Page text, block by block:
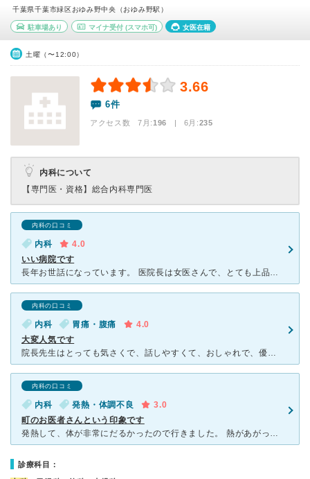
千葉県千葉市緑区おゆみ野中央（おゆみ野駅）
駐車場あり マイナ受付(スマホ可) 女医在籍
土曜（〜12:00）
3.66
6件
アクセス数 7月:196 | 6月:235
内科について
【専門医・資格】 総合内科専門医
内科の口コミ
内科
4.0
いい病院です
長年お世話になっています。 医院長は女医さんで、とても上品で綺麗です。 お話もよく聞いてくれますし、アドバイスもしてくれます。 信頼出来る先生なので、これからもお世話になろうと 思っていま
内科の口コミ
内科 胃痛・腹痛
4.0
大変人気です
院長先生はとっても気さくで、話しやすくて、おしゃれで、優しい先生です。ただ、人気がありすぎて予約がとりづらい上に、予約でも呼ばれるまで２時間かかりました。胃が痛くて受診したのですが、話をよく聞いてくだ
内科の口コミ
内科 発熱・体調不良
3.0
町のお医者さんという印象です
発熱して、体が非常にだるかったので行きました。 熱があがってしまい、待合室で座っているのもつらいような状況でしたが、非常に混んでいて、結構待ち時間が発生していました。 いつ行ってもたくさん人が待っ
診療科目：